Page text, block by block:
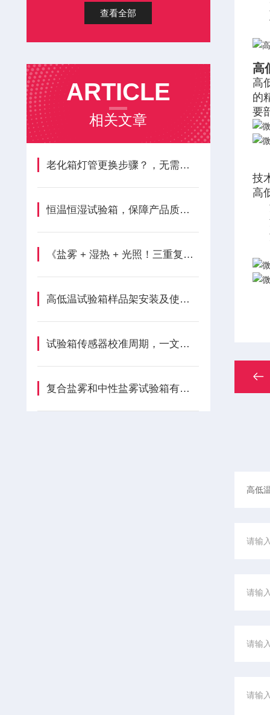
查看全部
ARTICLE
相关文章
老化箱灯管更换步骤？，无需专业人员
恒温恒湿试验箱，保障产品质量检测的可靠工具
《盐雾 + 湿热 + 光照！三重复合试验箱环境模拟技术突破材料耐腐蚀极限》
高低温试验箱样品架安装及使用注意事项？
试验箱传感器校准周期，一文讲清不踩坑？
复合盐雾和中性盐雾试验箱有什么区别？
高
高
的
要
技
高